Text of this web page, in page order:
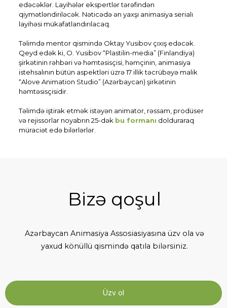
edəcəklər. Layihələr ekspertlər tərəfindən
qiymətləndiriləcək. Nəticədə ən yaxşı animasiya serialı
layihəsi mükafatlandırılacaq.
Təlimdə mentor qismində Oktay Yusibov çıxış edəcək.
Qeyd edək ki, O. Yusibov “Plastilin-media” (Finlandiya)
şirkətinin rəhbəri və həmtəsisçisi, həmçinin, animasiya
istehsalının bütün aspektləri üzrə 17 illik təcrübəyə malik
“Alove Animation Studio” (Azərbaycan) şirkətinin
həmtəsisçisidir.
Təlimdə iştirak etmək istəyən animator, rəssam, prodüser
və rejissorlar noyabrın 25-dək bu formanı dolduraraq
müraciət edə bilərlərlər.
Bizə qoşul
Azərbaycan Animasiya Assosiasiyasına üzv ola və
yaxud könüllü qismində qatıla bilərsiniz.
Üzv ol